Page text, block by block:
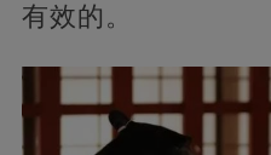
有效的。